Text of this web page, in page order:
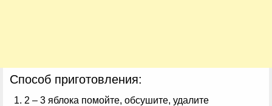
Способ приготовления:
2 – 3 яблока помойте, обсушите, удалите